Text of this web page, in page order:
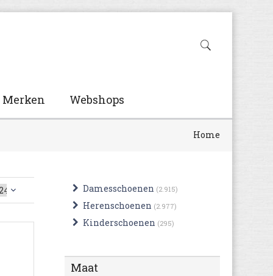
Merken Webshops
Home
Damesschoenen (2.915)
Herenschoenen (2.977)
Kinderschoenen (295)
Maat